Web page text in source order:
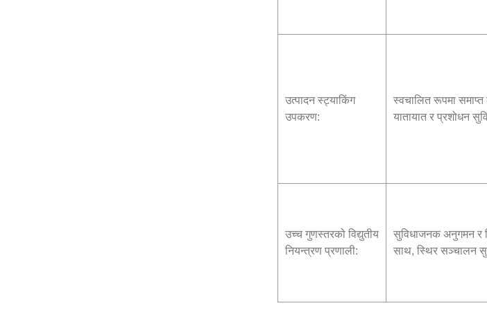
उत्पादन स्ट्याकिंग
उपकरण:
स्वचालित रूपमा
यातायात र प्रशोधन
उच्च गुणस्तरको विद्युतीय
नियन्त्रण प्रणाली:
सुविधाजनक अनुगमन र
साथ, स्थिर सञ्चालन